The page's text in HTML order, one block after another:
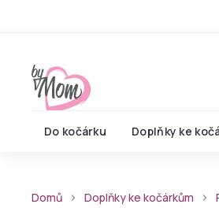
Do kočárku Doplňky ke
Domů Doplňky ke kočárkům